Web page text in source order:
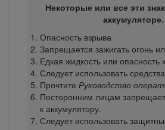
Некоторые или все эти
аккумуляторе.
Опасность взрыва
Запрещается зажигать огонь
Едкая жидкость или опасность
Следует использовать
Прочтите Руководство
Посторонним лицам
к аккумулятору.
Следует использовать